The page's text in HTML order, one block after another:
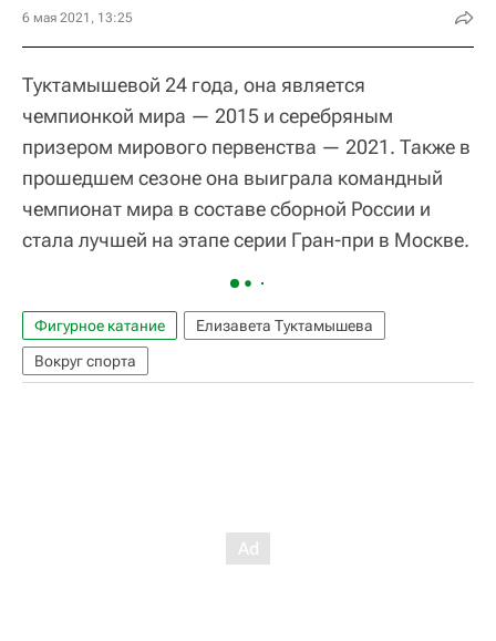
6 мая 2021, 13:25
Туктамышевой 24 года, она является
чемпионкой мира — 2015 и серебряным
призером мирового первенства — 2021. Также в
прошедшем сезоне она выиграла командный
чемпионат мира в составе сборной России и
стала лучшей на этапе серии Гран-при в Москве.
Фигурное катание
Елизавета Туктамышева
Вокруг спорта